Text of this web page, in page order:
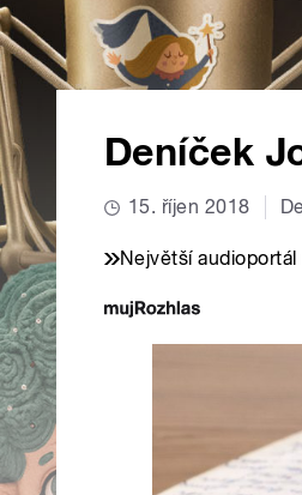
Deníček
15. říjen 2018
Největší